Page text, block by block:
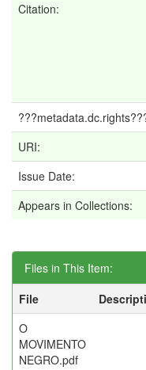
Citation:
URI:
Issue Date:
Appears in Collections:
Files in This Item:
File
O
MOVIMENTO
NEGRO.pdf